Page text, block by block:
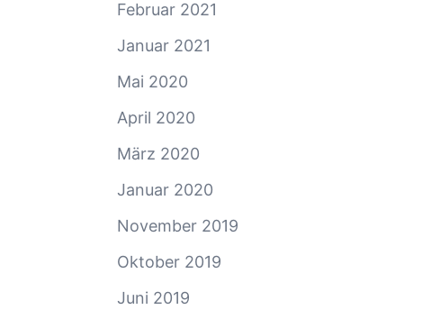
Februar 2021
Januar 2021
Mai 2020
April 2020
März 2020
Januar 2020
November 2019
Oktober 2019
Juni 2019